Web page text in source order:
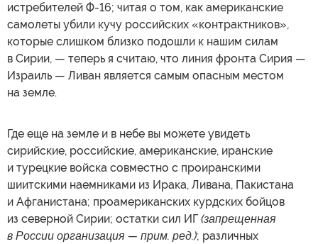
истребителей Ф-16; читая о том, как американские
самолеты убили кучу российских «контрактников»,
которые слишком близко подошли к нашим силам
в Сирии, — теперь я считаю, что линия фронта Сирия —
Израиль — Ливан является самым опасным местом
на земле.
Где еще на земле и в небе вы можете увидеть
сирийские, российские, американские, иранские
и турецкие войска совместно с проиранскими
шиитскими наемниками из Ирака, Ливана, Пакистана
и Афганистана; проамериканских курдских бойцов
из северной Сирии; остатки сил ИГ (запрещенная
в России организация — прим. ред.); различных